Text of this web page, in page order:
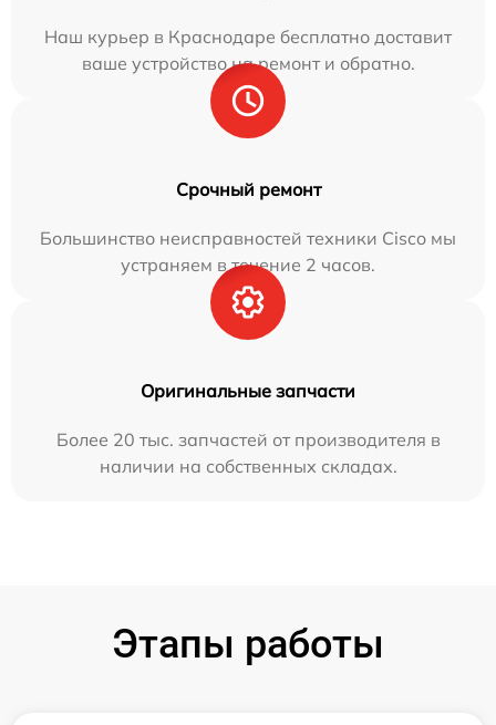
Наш курьер в Краснодаре бесплатно доставит
ваше устройство на ремонт и обратно.
Срочный ремонт
Большинство неисправностей техники Cisco мы
устраняем в течение 2 часов.
Оригинальные запчасти
Более 20 тыс. запчастей от производителя в
наличии на собственных складах.
Этапы работы